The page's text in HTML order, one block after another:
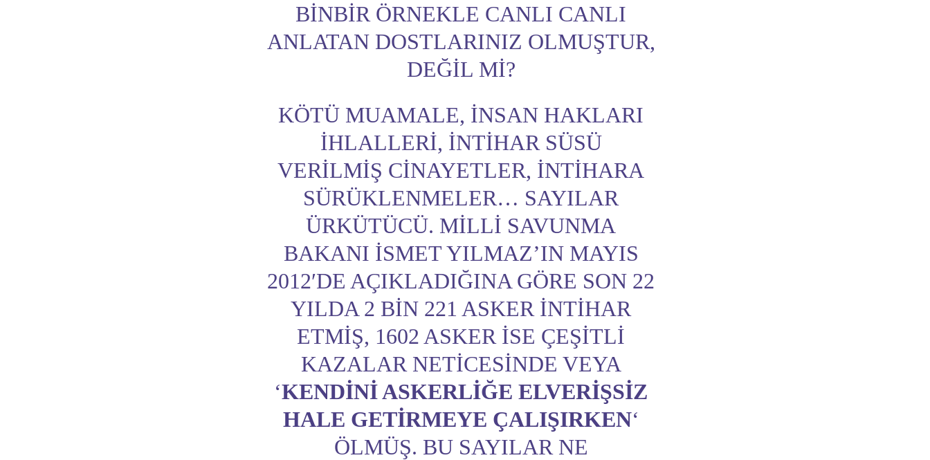
BINBIR ÖRNEKLE CANLI CANLI
ANLATAN DOSTLARINIZ OLMUŞTUR,
DEĞIL MI?
KÖTÜ MUAMALE, INSAN HAKLARI
IHLALLERI, INTIHAR SÜSÜ
VERILMIŞ CINAYETLER, INTIHARA
SÜRÜKLENMELER… SAYILAR
ÜRKÜTÜCÜ. MILLI SAVUNMA
BAKANI İSMET YILMAZ’IN MAYIS
2012′DE AÇIKLADIĞINA GÖRE SON 22
YILDA 2 BIN 221 ASKER INTIHAR
ETMIŞ, 1602 ASKER ISE ÇEŞITLI
KAZALAR NETICESINDE VEYA
‘KENDINI ASKERLIĞE ELVERIŞSIZ
HALE GETIRMEYE ÇALIŞIRKEN‘
ÖLMÜŞ. BU SAYILAR NE